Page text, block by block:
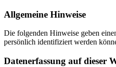
Allgemeine Hinweise
Die folgenden Hinweise geben
persönlich identifiziert werden
Datenerfassung auf dieser